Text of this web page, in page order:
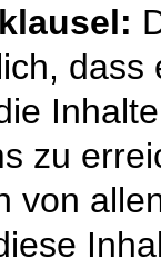
zu
von